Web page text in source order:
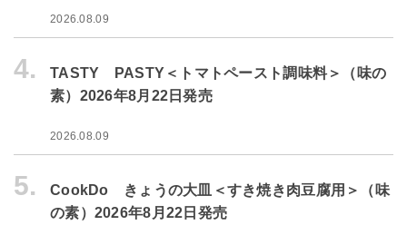
2026.08.09
4.
TASTY PASTY＜トマトペースト調味料＞（味の
素）2026年8月22日発売
2026.08.09
5.
CookDo きょうの大皿＜すき焼き肉豆腐用＞（味
の素）2026年8月22日発売